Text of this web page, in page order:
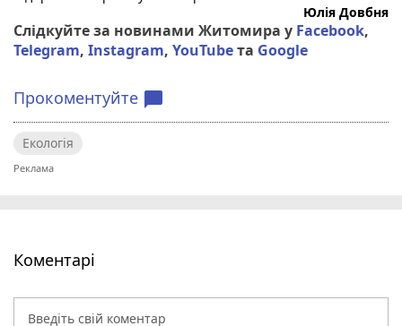
Юлія Довбня
Слідкуйте за новинами Житомира у Facebook,
Telegram, Instagram, YouTubeта Google
Прокоментуйте chat_bubble
Екологія
Коментарі